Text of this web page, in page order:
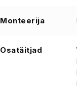
Monteerija
Osatäitjad